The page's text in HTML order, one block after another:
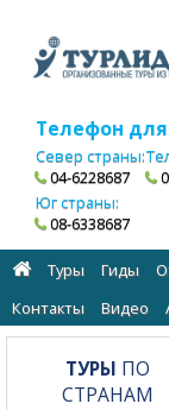
Телефон для
Север страны:
04-6228687
Юг страны:
08-6338687
Туры Гиды
Контакты
Видео
ТУРЫ ПО
СТРАНАМ